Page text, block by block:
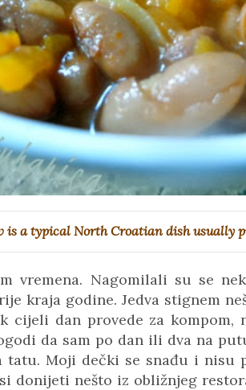
is a typical North Croatian dish usually
vremena. Nagomilali su se
kraja godine. Jedva stignem
cijeli dan provede za kompom,
da sam po dan ili dva na
tatu. Moji dečki se snađu i nisu
donijeti nešto iz obližnjeg